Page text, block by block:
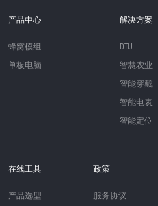
产品中心
蜂窝模组
单板电脑
解决方案
DTU
智慧农业
智能穿戴
智能电表
智能定位
在线工具
产品选型
政策
服务协议